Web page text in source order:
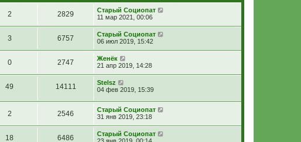
2 2829
Старый Социопат
11 мар 2021, 00:06
3 6757
Старый Социопат
06 июл 2019, 15:42
0 2747
Женёк
21 апр 2019, 14:28
49 14111
Stelsz
04 фев 2019, 15:39
2 2546
Старый Социопат
31 янв 2019, 23:18
18 6486
Старый Социопат